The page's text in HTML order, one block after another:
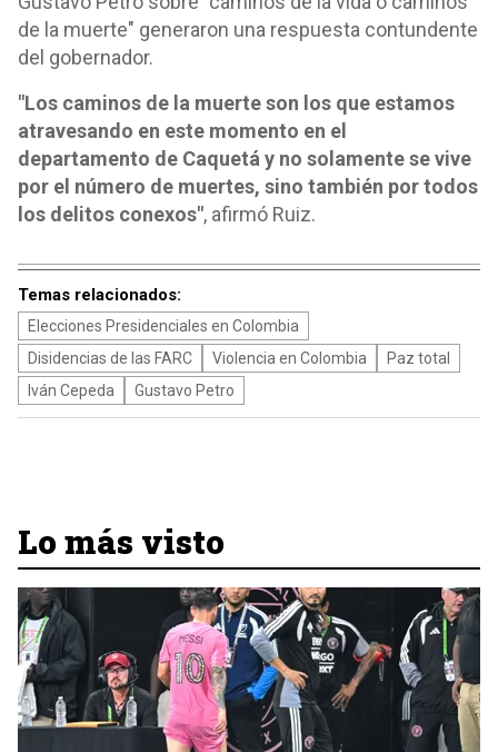
de la muerte" generaron una respuesta contundente
del gobernador.
"Los caminos de la muerte son los que estamos
atravesando en este momento en el
departamento de Caquetá y no solamente se vive
por el número de muertes, sino también por todos
los delitos conexos", afirmó Ruiz.
Temas relacionados:
Elecciones Presidenciales en Colombia
Disidencias de las FARC
Violencia en Colombia
Paz total
Iván Cepeda
Gustavo Petro
Lo más visto